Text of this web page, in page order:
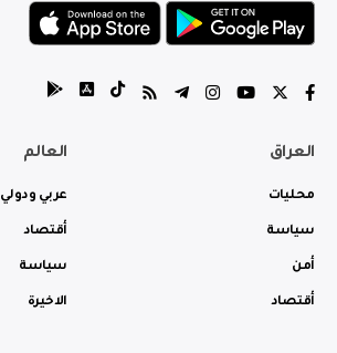
العراق
محليات
سياسة
أمن
أقتصاد
العالم
عربي ودولي
أقتصاد
سياسة
الاخيرة